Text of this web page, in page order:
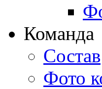
Команда
Состав
Фото